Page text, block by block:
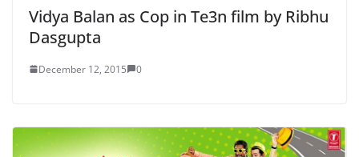
Vidya Balan as Cop in Te3n film by Ribhu
Dasgupta
December 12, 2015 0